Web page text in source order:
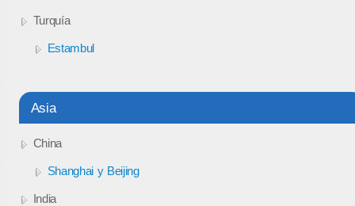
Turquía
Estambul
Asia
China
Shanghai y Beijing
India